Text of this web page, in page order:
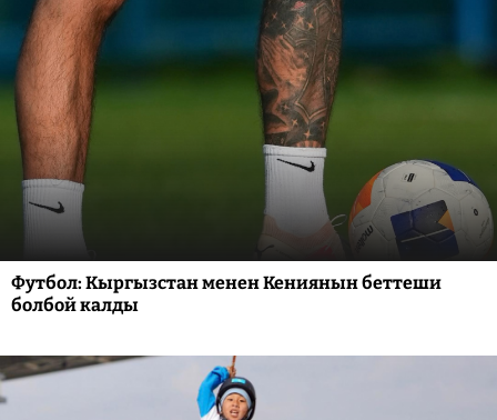
Футбол: Кыргызстан менен Кениянын беттеши
болбой калды